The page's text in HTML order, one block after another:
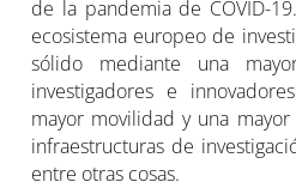
de la pandemia de COVID-
ecosistema europeo de
sólido mediante una
investigadores e
mayor movilidad y una
infraestructuras de
entre otras cosas.